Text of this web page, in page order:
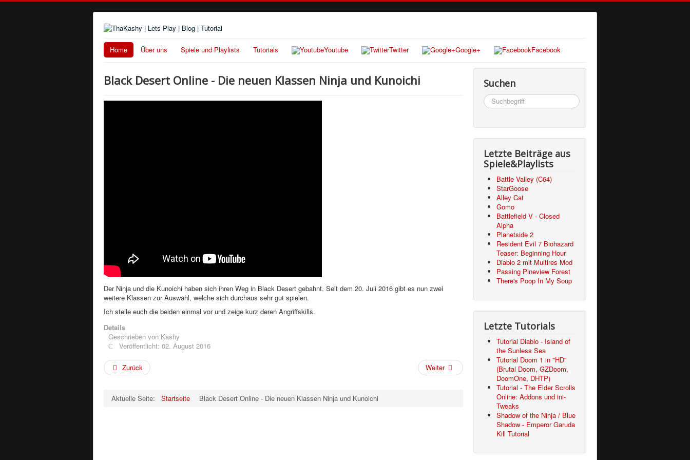
Home Über uns Spiele und Playlists Tutorials Youtube Twitter Google+ Facebook
Black Desert Online - Die neuen Klassen Ninja und Kunoichi
Der Ninja und die Kunoichi haben sich ihren Weg in Black Desert gebahnt. Seit dem 20. Juli 2016 gibt es nun zwei
weitere Klassen zur Auswahl, welche sich durchaus sehr gut spielen.
Ich stelle euch die beiden einmal vor und zeige kurz deren Angriffskills.
Details
Geschrieben von Kashy
Veröffentlicht: 02. August 2016
Zurück Weiter
Aktuelle Seite: Startseite Black Desert Online - Die neuen Klassen Ninja und Kunoichi
Suchen
Suchen
...
Letzte Beiträge aus
Spiele&Playlists
Battle Valley (C64)
StarGoose
Alley Cat
Gomo
Battlefield V - Closed
Alpha
Planetside 2
Resident Evil 7 Biohazard
Teaser: Beginning Hour
Diablo 2 mit Multires Mod
Passing Pineview Forest
There's Poop In My Soup
Letzte Tutorials
Tutorial Diablo - Island of
the Sunless Sea
Tutorial Doom 1 in "HD"
(Brutal Doom, GZDoom,
DoomOne, DHTP)
Tutorial - The Elder Scrolls
Online: Addons und ini-
Tweaks
Shadow of the Ninja / Blue
Shadow - Emperor Garuda
Kill Tutorial